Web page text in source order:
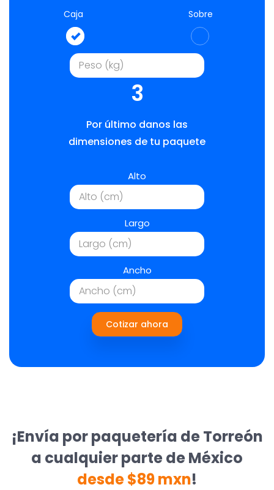
Caja Sobre
3
Por último danos las
dimensiones de tu paquete
Alto
Largo
Ancho
Cotizar ahora
¡Envía por paquetería de Torreón
a cualquier parte de México
desde $89 mxn!